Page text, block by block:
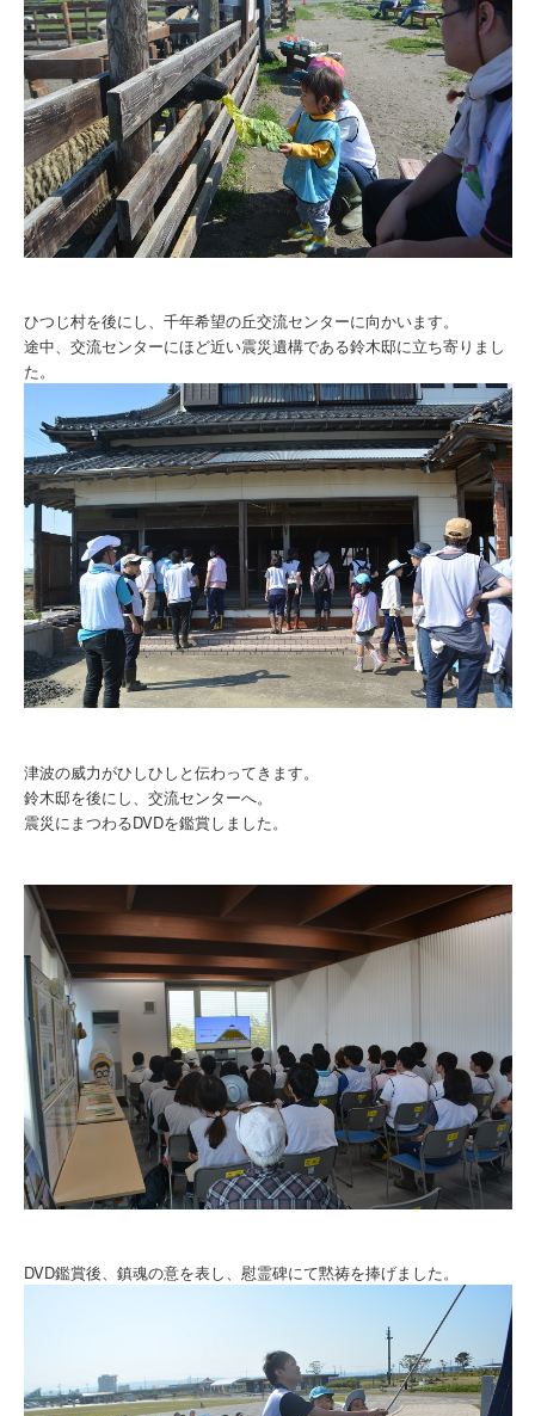
ひつじ村を後にし、千年希望の丘交流センターに向かいます。
途中、交流センターにほど近い震災遺構である鈴木邸に立ち寄りまし
た。
津波の威力がひしひしと伝わってきます。
鈴木邸を後にし、交流センターへ。
震災にまつわるDVDを鑑賞しました。
DVD鑑賞後、鎮魂の意を表し、慰霊碑にて黙祷を捧げました。